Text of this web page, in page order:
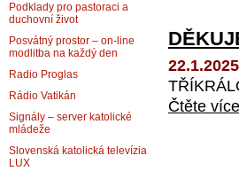
22.1.2025
Čtěte
Podklady pro pastoraci a
duchovní život
Posvátný prostor – on-line
modlitba na každý den
Radio Proglas
Rádio Vatikán
Signály – server katolické
mládeže
Slovenská katolická televízia
LUX